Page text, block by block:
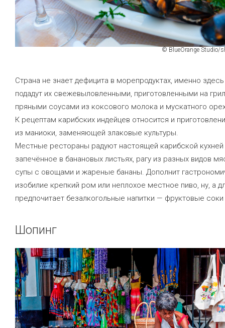
© BlueOrange Studio/
Страна не знает дефицита в морепродуктах, именно
подадут их свежевыловленными, приготовленными на
пряными соусами из коксового молока и мускатного
К рецептам карибских индейцев относится и
из маниоки, заменяющей злаковые культуры.
Местные рестораны радуют настоящей карибской
запечённое в банановых листьях, рагу из разных видов
супы с овощами и жареные бананы. Дополнит
изобилие крепкий ром или неплохое местное пиво, ну, а
предпочитает безалкогольные напитки — фруктовые
Шопинг